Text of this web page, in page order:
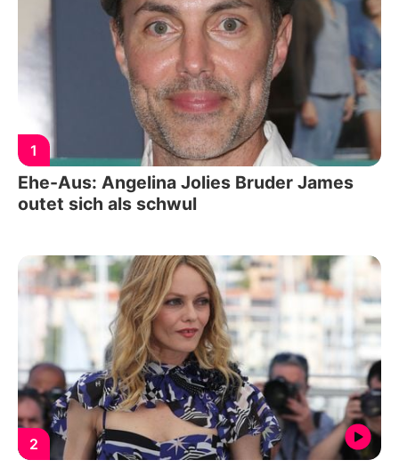
1
Ehe-Aus: Angelina Jolies Bruder James
outet sich als schwul
2